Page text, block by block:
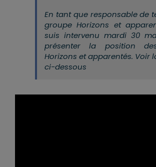
En tant que responsable de
groupe Horizons et
suis intervenu mardi 30
présenter la position
Horizons et apparentés. Voir
ci-dessous